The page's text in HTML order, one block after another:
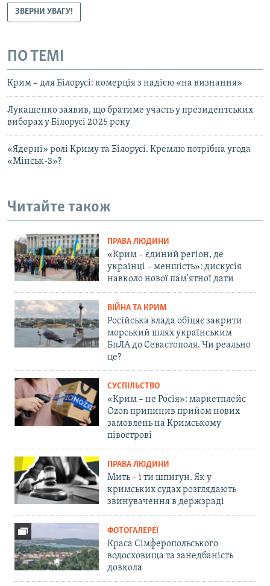
ЗВЕРНИ УВАГУ!
ПО ТЕМІ
Крим – для Білорусі: комерція з надією «на визнання»
Лукашенко заявив, що братиме участь у президентських
виборах у Білорусі 2025 року
«Ядерні» ролі Криму та Білорусі. Кремлю потрібна угода
«Мінськ-3»?
Читайте також
ПРАВА ЛЮДИНИ
«Крим – єдиний регіон, де
українці – меншість»: дискусія
навколо нової пам'ятної дати
ВІЙНА ТА КРИМ
Російська влада обіцяє закрити
морський шлях українським
БпЛА до Севастополя. Чи реально
це?
СУСПІЛЬСТВО
«Крим – не Росія»: маркетплейс
Ozon припинив прийом нових
замовлень на Кримському
півострові
ПРАВА ЛЮДИНИ
Мить – і ти шпигун. Як у
кримських судах розглядають
звинувачення в держзраді
ФОТОГАЛЕРЕЇ
Краса Сімферопольського
водосховища та занедбаність
довкола